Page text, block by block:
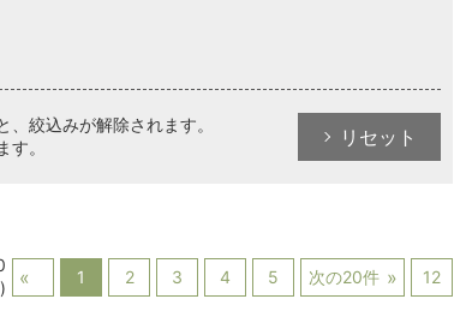
絞込みが解除されます。
。
リセット
1 2 3 4 5 次の20件 12